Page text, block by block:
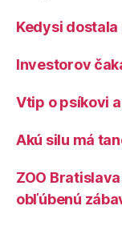
Kedysi
Investorov
Vtip o psíkovi
Akú silu má
ZOO
obľúbenú